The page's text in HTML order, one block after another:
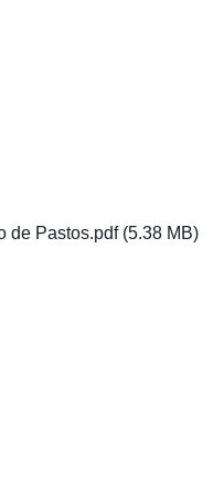
de Pastos.pdf(5.38 MB)